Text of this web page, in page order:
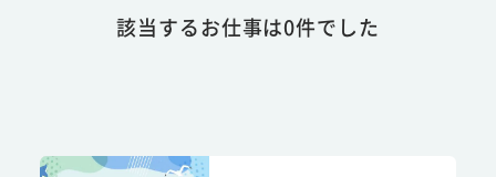
該当するお仕事は0件でした